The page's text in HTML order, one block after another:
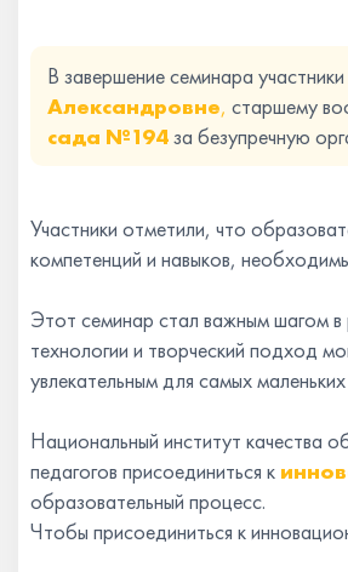
В завершение семинара
Александровне, старшему
сада №194за безупречную
Участники отметили, что
компетенций и навыков,
Этот семинар стал важным шагом в
технологии и творческий подход
увлекательным для самых
Национальный институт качества
педагогов присоединиться к
образовательный процесс.
Чтобы присоединиться к